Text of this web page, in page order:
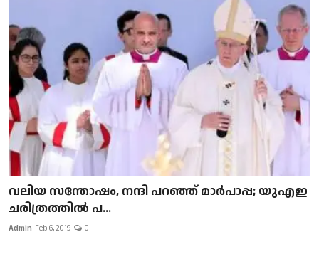
വലിയ സന്തോഷം, നന്ദി പറഞ്ഞ് മാർപാപ്പ; യുഎഇ
ചരിത്രത്തിൽ പ...
Admin Feb 6, 2019 0